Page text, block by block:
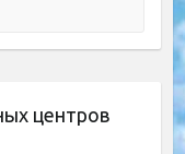
центров